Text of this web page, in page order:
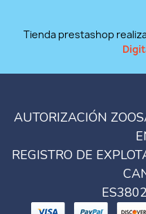
Tienda prestashop
AUTORIZACIÓN
REGISTRO DE